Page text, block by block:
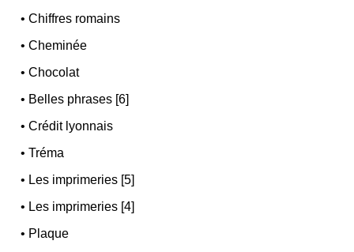
•Chiffres romains
•Cheminée
•Chocolat
• Belles phrases [6]
•Crédit lyonnais
•Tréma
• Les imprimeries [5]
• Les imprimeries [4]
• Plaque